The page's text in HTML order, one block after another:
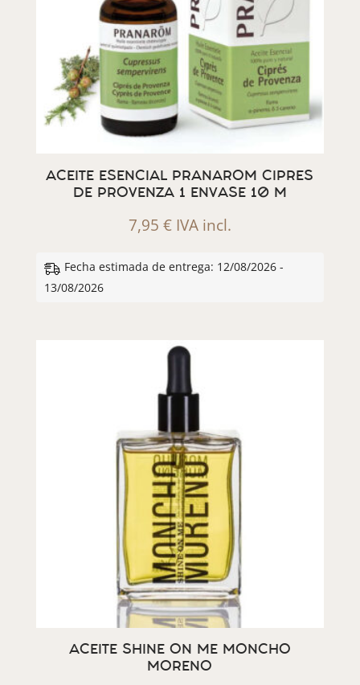
ACEITE ESENCIAL PRANAROM CIPRES
DE PROVENZA 1 ENVASE 10 M
7,95 € IVA incl.
Fecha estimada de entrega: 12/08/2026 -
13/08/2026
ACEITE SHINE ON ME MONCHO
MORENO